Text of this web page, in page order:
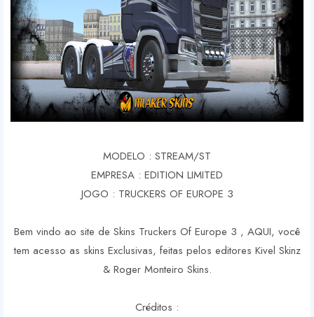
MODELO : STREAM/ST
EMPRESA : EDITION LIMITED
JOGO : TRUCKERS OF EUROPE 3
Bem vindo ao site de Skins Truckers Of Europe 3 , AQUI, você
tem acesso as skins Exclusivas, feitas pelos editores Kivel Skinz
& Roger Monteiro Skins.
Créditos :